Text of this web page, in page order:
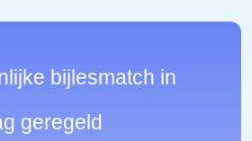
bijlesmatch in
geregeld